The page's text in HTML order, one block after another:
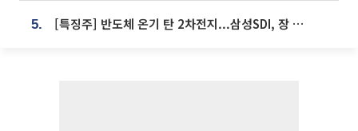
5. [특징주] 반도체 온기 탄 2차전지...삼성SDI, 장 초반 7% 넘게 껑충